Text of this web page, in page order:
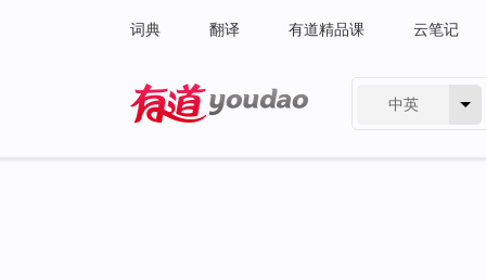
词典 翻译 有道精品课 云笔记
中英